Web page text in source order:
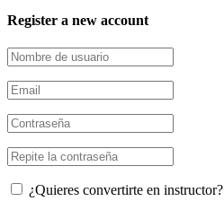
Register a new account
¿Quieres convertirte en instructor?